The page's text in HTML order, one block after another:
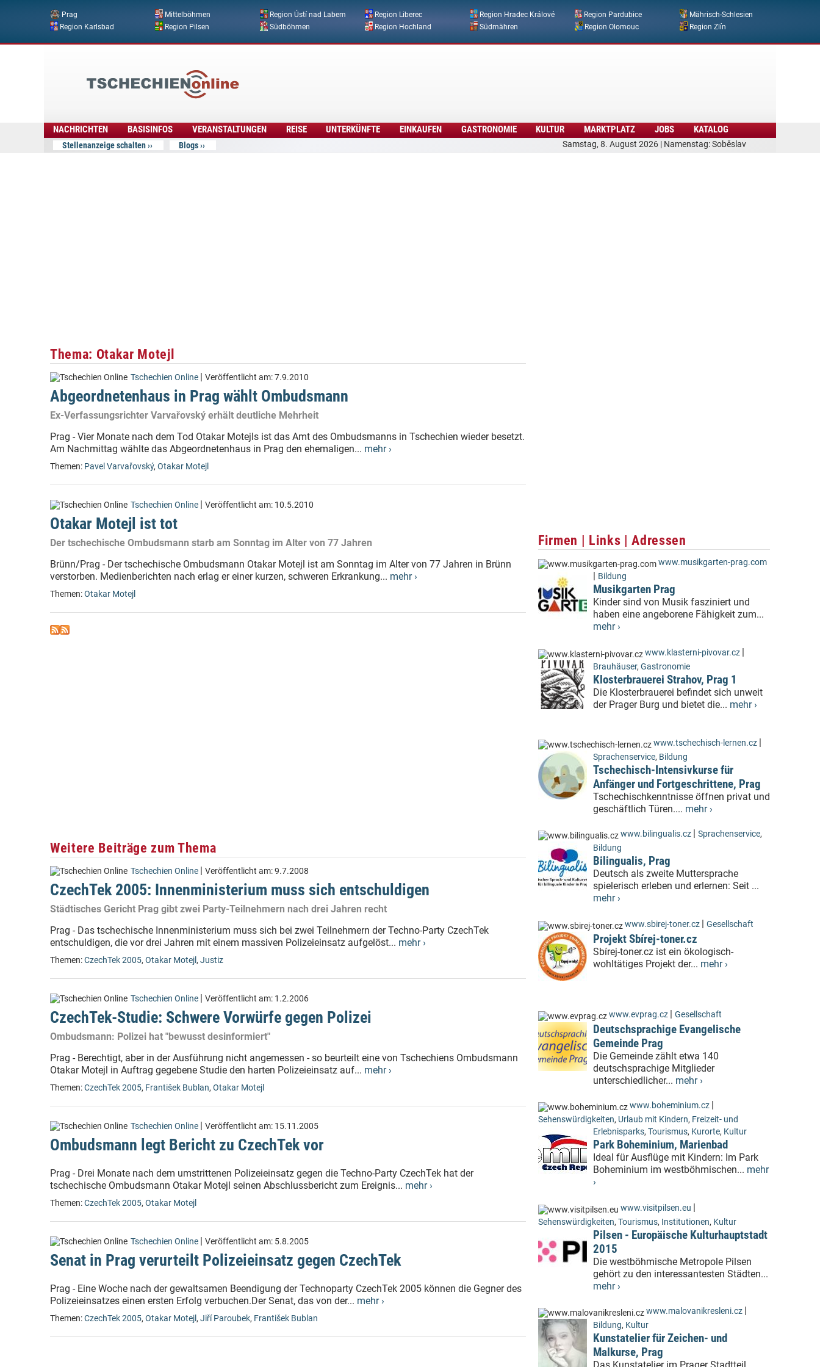
Direkt zum Inhalt
Prag Mittelböhmen Region Ústí nad Labem Region Liberec Region Hradec Králové Region Pardubice
Mährisch-Schlesien
Region Karlsbad
Region Pilsen Südböhmen Region Hochland Südmähren Region Olomouc Region Zlín
Samstag, 8. August 2026 | Namenstag: Soběslav
Online
NACHRICHTEN BASISINFOS VERANSTALTUNGEN REISE UNTERKÜNFTE EINKAUFEN GASTRONOMIE KULTUR MARKTPLATZ JOBS KATALOG
Stellenanzeige schalten Blogs
Thema: Otakar Motejl
Tschechien Online | Veröffentlicht am:7.9.2010
Abgeordnetenhaus in Prag wählt Ombudsmann
Ex-Verfassungsrichter Varvařovský erhält deutliche Mehrheit
Prag - Vier Monate nach dem Tod Otakar Motejls ist das Amt des Ombudsmanns in Tschechien wieder besetzt.
Am Nachmittag wählte das Abgeordnetenhaus in Prag den ehemaligen... mehr ›
Themen: Pavel Varvařovský, Otakar Motejl
Tschechien Online | Veröffentlicht am: 10.5.2010
Otakar Motejl ist tot
Der tschechische Ombudsmann starb am Sonntag im Alter von 77 Jahren
Brünn/Prag - Der tschechische Ombudsmann Otakar Motejl ist am Sonntag im Alter von 77 Jahren in Brünn
verstorben. Medienberichten nach erlag er einer kurzen, schweren Erkrankung... mehr ›
Themen:Otakar Motejl
Weitere Beiträge zum Thema
Tschechien Online | Veröffentlicht am:9.7.2008
CzechTek 2005: Innenministerium muss sich entschuldigen
Städtisches Gericht Prag gibt zwei Party-Teilnehmern nach drei Jahren recht
Prag - Das tschechische Innenministerium muss sich bei zwei Teilnehmern der Techno-Party CzechTek
entschuldigen, die vor drei Jahren mit einem massiven Polizeieinsatz aufgelöst... mehr ›
Themen:CzechTek 2005, Otakar Motejl, Justiz
Tschechien Online | Veröffentlicht am: 1.2.2006
CzechTek-Studie: Schwere Vorwürfe gegen Polizei
Ombudsmann: Polizei hat "bewusst desinformiert"
Prag - Berechtigt, aber in der Ausführung nicht angemessen - so beurteilt eine von Tschechiens Ombudsmann
Otakar Motejl in Auftrag gegebene Studie den harten Polizeieinsatz auf... mehr ›
Themen:CzechTek 2005, František Bublan, Otakar Motejl
Tschechien Online | Veröffentlicht am: 15.11.2005
Ombudsmann legt Bericht zu CzechTek vor
Prag - Drei Monate nach dem umstrittenen Polizeieinsatz gegen die Techno-Party CzechTek hat der
tschechische Ombudsmann Otakar Motejl seinen Abschlussbericht zum Ereignis... mehr ›
Themen:CzechTek 2005, Otakar Motejl
Tschechien Online | Veröffentlicht am: 5.8.2005
Senat in Prag verurteilt Polizeieinsatz gegen CzechTek
Prag - Eine Woche nach der gewaltsamen Beendigung der Technoparty CzechTek 2005 können die Gegner des
Polizeieinsatzes einen ersten Erfolg verbuchen.Der Senat, das von der... mehr ›
Themen:CzechTek 2005, Otakar Motejl, Jiří Paroubek, František Bublan
Firmen | Links | Adressen
www.musikgarten-prag.com
| Bildung
Musikgarten Prag
Kinder sind von Musik fasziniert und
haben eine angeborene Fähigkeit zum...
mehr ›
www.klasterni-pivovar.cz |
Brauhäuser, Gastronomie
Klosterbrauerei Strahov, Prag 1
Die Klosterbrauerei befindet sich unweit
der Prager Burg und bietet die... mehr ›
www.tschechisch-lernen.cz |
Sprachenservice, Bildung
Tschechisch-Intensivkurse für
Anfänger und Fortgeschrittene, Prag
Tschechischkenntnisse öffnen privat und
geschäftlich Türen.... mehr ›
www.bilingualis.cz | Sprachenservice,
Bildung
Bilingualis, Prag
Deutsch als zweite Muttersprache
spielerisch erleben und erlernen: Seit ...
mehr ›
www.sbirej-toner.cz | Gesellschaft
Projekt Sbírej-toner.cz
Sbírej-toner.cz ist ein ökologisch-
wohltätiges Projekt der... mehr ›
www.evprag.cz | Gesellschaft
Deutschsprachige Evangelische
Gemeinde Prag
Die Gemeinde zählt etwa 140
deutschsprachige Mitglieder
unterschiedlicher... mehr ›
www.boheminium.cz |
Sehenswürdigkeiten, Urlaub mit Kindern, Freizeit- und
Erlebnisparks, Tourismus, Kurorte, Kultur
Park Boheminium, Marienbad
Ideal für Ausflüge mit Kindern: Im Park
Boheminium im westböhmischen... mehr
›
www.visitpilsen.eu |
Sehenswürdigkeiten, Tourismus, Institutionen, Kultur
Pilsen - Europäische Kulturhauptstadt
2015
Die westböhmische Metropole Pilsen
gehört zu den interessantesten Städten...
mehr ›
www.malovanikresleni.cz |
Bildung, Kultur
Kunstatelier für Zeichen- und
Malkurse, Prag